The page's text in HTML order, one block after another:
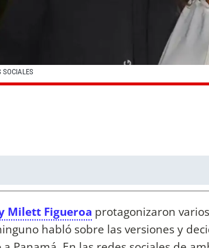
SOCIALES
Milett Figueroa protagonizaron
habló sobre las versiones y